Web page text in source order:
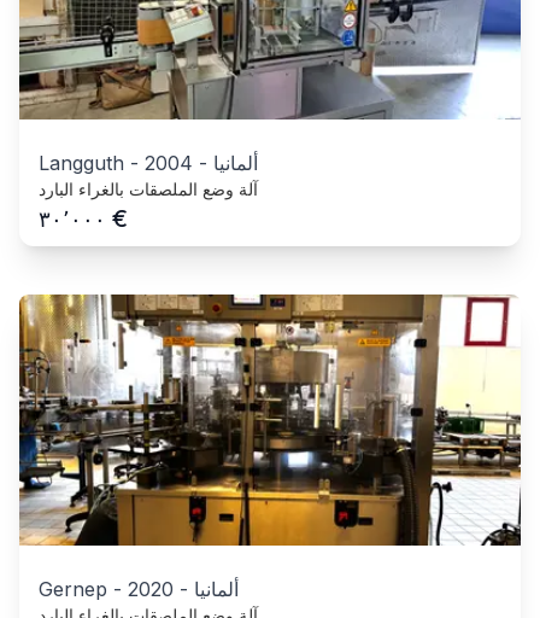
Langguth - 2004 - ألمانيا
آلة وضع الملصقات بالغراء البارد
٣٠٬٠٠٠ €
Gernep - 2020 - ألمانيا